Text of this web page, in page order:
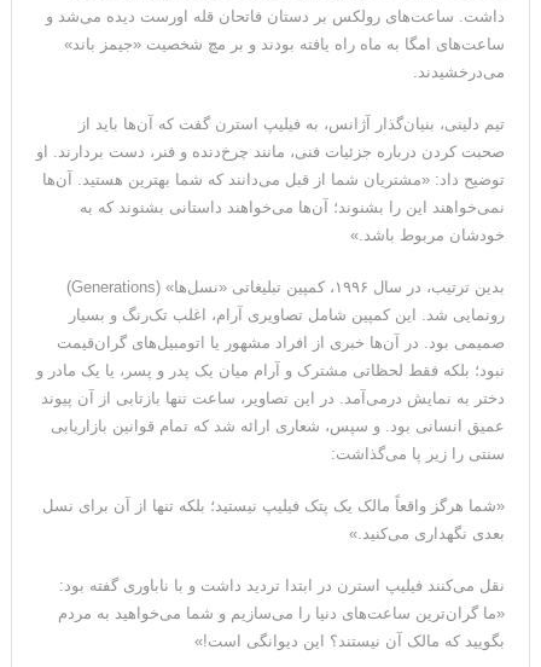
داشت. ساعت‌های رولکس بر دستان فاتحان قله اورست دیده می‌شد و
ساعت‌های امگا به ماه راه یافته بودند و بر مچ شخصیت «جیمز باند»
می‌درخشیدند.
تیم دلینی، بنیان‌گذار آژانس، به فیلیپ استرن گفت که آن‌ها باید از
صحبت کردن درباره جزئیات فنی، مانند چرخ‌دنده و فنر، دست بردارند. او
توضیح داد: «مشتریان شما از قبل می‌دانند که شما بهترین هستید. آن‌ها
نمی‌خواهند این را بشنوند؛ آن‌ها می‌خواهند داستانی بشنوند که به
خودشان مربوط باشد.»
بدین ترتیب، در سال ۱۹۹۶، کمپین تبلیغاتی «نسل‌ها» (Generations)
رونمایی شد. این کمپین شامل تصاویری آرام، اغلب تک‌رنگ و بسیار
صمیمی بود. در آن‌ها خبری از افراد مشهور یا اتومبیل‌های گران‌قیمت
نبود؛ بلکه فقط لحظاتی مشترک و آرام میان یک پدر و پسر، یا یک مادر و
دختر به نمایش درمی‌آمد. در این تصاویر، ساعت تنها بازتابی از آن پیوند
عمیق انسانی بود. و سپس، شعاری ارائه شد که تمام قوانین بازاریابی
سنتی را زیر پا می‌گذاشت:
«شما هرگز واقعاً مالک یک پتک فیلیپ نیستید؛ بلکه تنها از آن برای نسل
بعدی نگهداری می‌کنید.»
نقل می‌کنند فیلیپ استرن در ابتدا تردید داشت و با ناباوری گفته بود:
«ما گران‌ترین ساعت‌های دنیا را می‌سازیم و شما می‌خواهید به مردم
بگویید که مالک آن نیستند؟ این دیوانگی است!»